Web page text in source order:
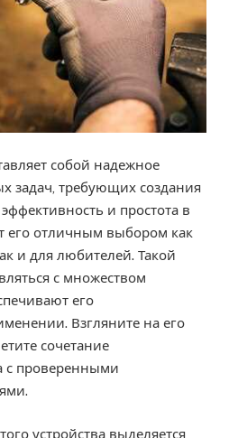
собой надежное
задач, требующих создания
и простота в
его отличным выбором как
и для любителей. Такой
с множеством
его
Взгляните на его
сочетание
с проверенными
устройства выделяется